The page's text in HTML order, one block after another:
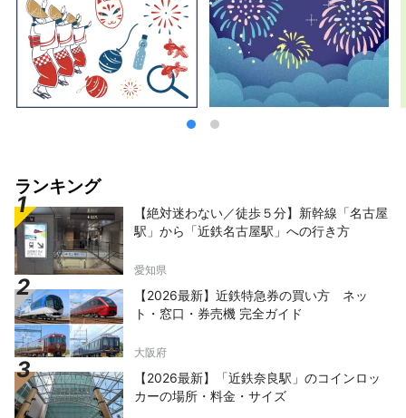
ランキング
【絶対迷わない／徒歩５分】新幹線「名古屋
駅」から「近鉄名古屋駅」への行き方
愛知県
【2026最新】近鉄特急券の買い方 ネッ
ト・窓口・券売機 完全ガイド
大阪府
【2026最新】「近鉄奈良駅」のコインロッ
カーの場所・料金・サイズ